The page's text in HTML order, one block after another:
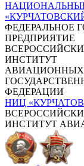
ФЕДЕРАЛЬНОЕ
ПРЕДПРИЯТИЕ
ИНСТИТУТ
АВИАЦИОННЫХ
ФЕДЕРАЦИИ
НИЦ
ИНСТИТУТ